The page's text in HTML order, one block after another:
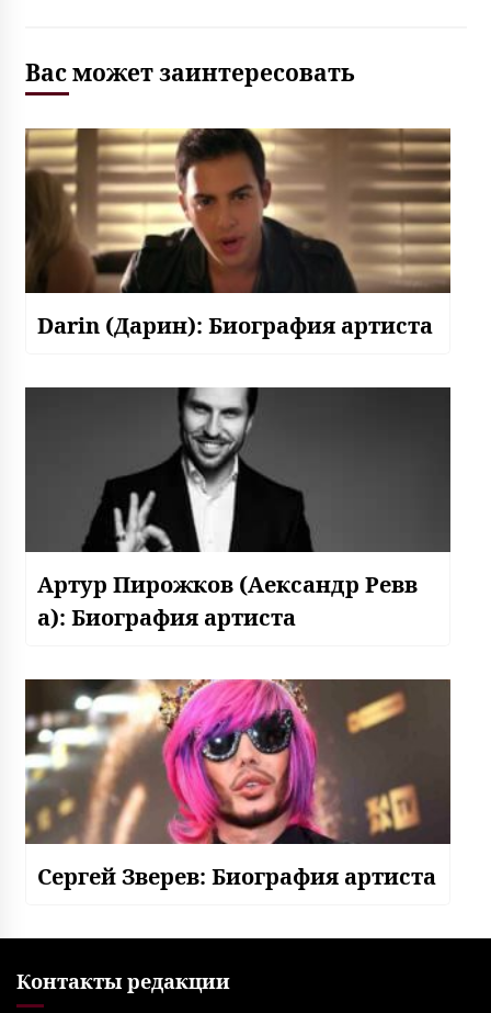
Вас может заинтересовать
Darin (Дарин): Биография артиста
Артур Пирожков (Аександр Ревв
а): Биография артиста
Сергей Зверев: Биография артиста
Контакты редакции